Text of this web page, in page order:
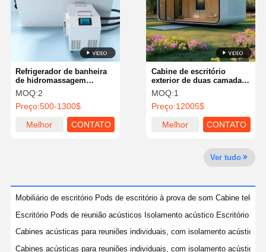
Controle De
Qualidade
Fale
Conosco
Notícias
Converse
Agora
Vagem à prova de som do escritório
Pod de escritório ao ar livre
Salas de Sauna a Vapor
Banheira de gelo
calefator elétrico da sauna
Cabine de escritório
exterior de duas camadas
à prova de som Alta
durabilidade para parque
MOQ:1
Preço:12005$
Melhor
CONTATO
Refrigerador de banheira
de hidromassagem
acrílica independente
0.8/1/2HP Desinfecção UV
para adultos
MOQ:2
Preço:500-1300$
Melhor
CONTATO
Ver tudo
Mobiliário de escritório Pods de escritório à prova de som Cabine
Escritório Pods de reunião acústicos Isolamento acústico Escritório
Cabines acústicas para reuniões individuais, com isolamento acústico
Cabines acústicas para reuniões individuais, com isolamento acústico